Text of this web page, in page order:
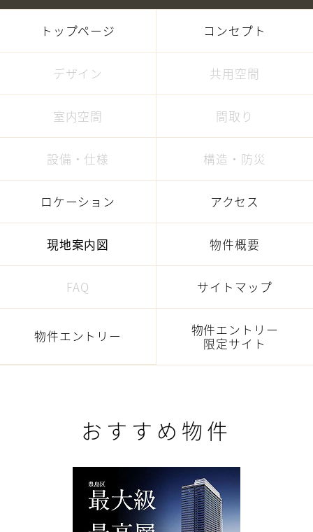
トップページ コンセプト
デザイン 共用空間
室内空間 間取り
設備・仕様 構造・防災
ロケーション アクセス
現地案内図 物件概要
FAQ サイトマップ
物件エントリー
物件エントリー
限定サイト
おすすめ物件